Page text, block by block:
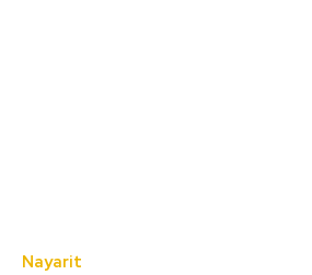
Nayarit